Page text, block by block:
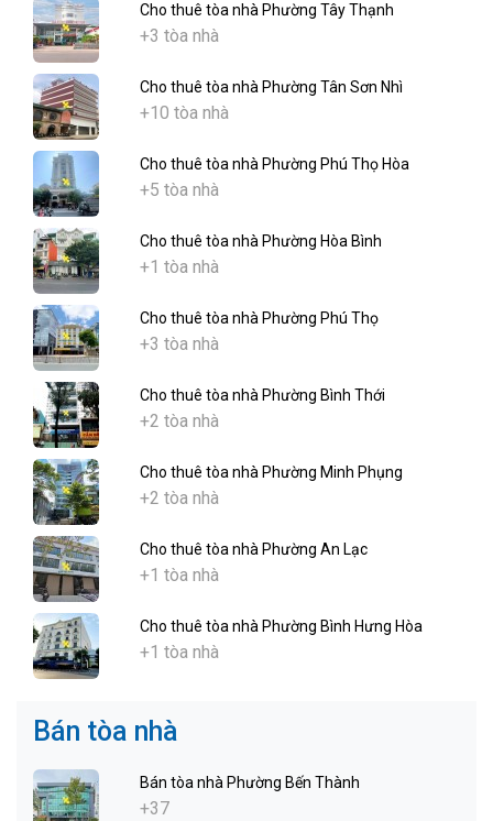
Cho thuê tòa nhà Phường Tây Thạnh
+3 tòa nhà
Cho thuê tòa nhà Phường Tân Sơn Nhì
+10 tòa nhà
Cho thuê tòa nhà Phường Phú Thọ Hòa
+5 tòa nhà
Cho thuê tòa nhà Phường Hòa Bình
+1 tòa nhà
Cho thuê tòa nhà Phường Phú Thọ
+3 tòa nhà
Cho thuê tòa nhà Phường Bình Thới
+2 tòa nhà
Cho thuê tòa nhà Phường Minh Phụng
+2 tòa nhà
Cho thuê tòa nhà Phường An Lạc
+1 tòa nhà
Cho thuê tòa nhà Phường Bình Hưng Hòa
+1 tòa nhà
Bán tòa nhà
Bán tòa nhà Phường Bến Thành
+37